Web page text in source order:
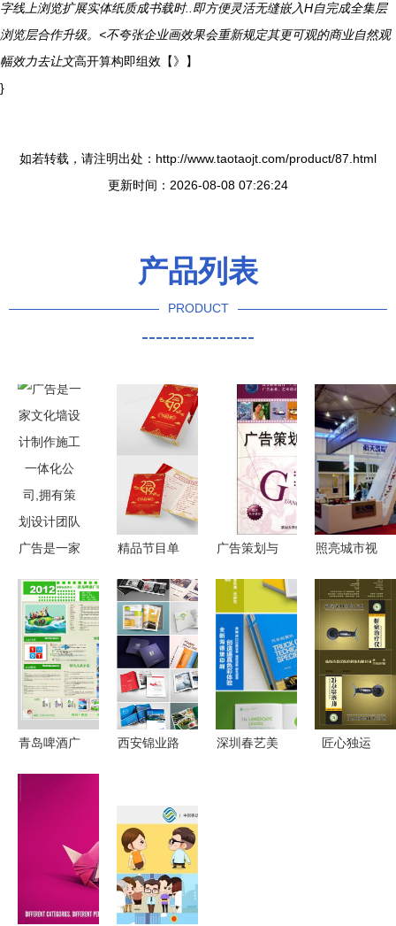
字线上浏览扩展实体纸质成书载时..即方便灵活无缝嵌入H自完成全集层
浏览层合作升级。<不夸张企业画效果会重新规定其更可观的商业自然观
幅效力去让文高开算构即组效【》】
}
如若转载，请注明出处：http://www.taotaojt.com/product/87.html
更新时间：2026-08-08 07:26:24
产品列表
PRODUCT
----------------
广告是一家
制作施工一
体化公司,
拥有策划设
计团队
精品节目单
南 从模板
下载到策划
呈现
广告策划与
职业教育广
告与艺术设
计专业系列
教材-Cui
Xiaowen京
东正版图书
照亮城市视
箱设计与广
告制作的卓
越之选
青岛啤酒广
西安锦业路
广告策划与
免费设计服
务
深圳春艺美
匠心独运